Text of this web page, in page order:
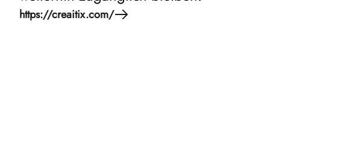
https://creaitix.com/